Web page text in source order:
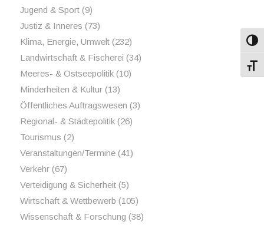
Jugend & Sport(9)
Justiz & Inneres (73)
Klima, Energie, Umwelt(232)
Landwirtschaft & Fischerei (34)
Meeres- & Ostseepolitik(10)
Minderheiten & Kultur(13)
Öffentliches Auftragswesen (3)
Regional- & Städtepolitik(26)
Tourismus (2)
Veranstaltungen/Termine(41)
Verkehr(67)
Verteidigung & Sicherheit(5)
Wirtschaft & Wettbewerb (105)
Wissenschaft & Forschung (38)